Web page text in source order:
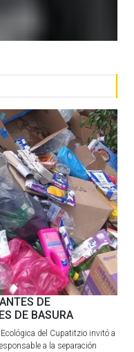
DE
DE BASURA
del Cupatitzio invitó a
a la separación